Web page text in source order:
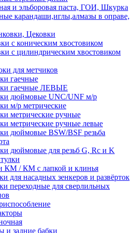
и эльборовая паста, ГОИ, Шкурка
карандаши,иглы,алмазы в оправе,
Цековки
с коническим хвостовиком
с цилиндрическим хвостовиком
для метчиков
гаечные
гаечные ЛЕВЫЕ
дюймовые UNC/UNF м/р
м/р метрические
метрические ручные
метрические ручные левые
дюймовые BSW/BSF резьба
дюймовые для резьб G, Rc и K
КМ / КМ с лапкой и клинья
для насадных зенкеров и развёрток
переходные для сверлильных
и задние бабки